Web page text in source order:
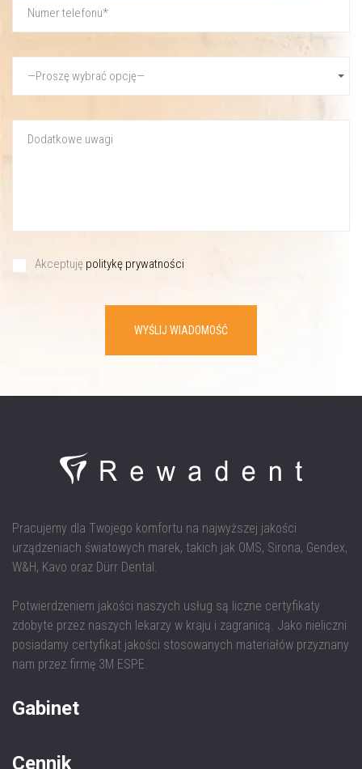
Akceptuję politykę prywatności
WYŚLIJ WIADOMOŚĆ
Pracujemy dla Twojego komfortu na najwyższej jakości
urządzeniach światowych marek, takich jak OMS, Sirona, Gendex,
W&H, Kavo oraz Dürr Dental.
Potwierdzeniem jakości naszych usług są liczne certyfikaty
zdobyte przez naszych lekarzy w kraju i zagranicą. Jako nieliczni
posiadamy certyfikat jakości stosowanych materiałów przyznany
nam przez firmę 3M ESPE.
Gabinet
Cennik